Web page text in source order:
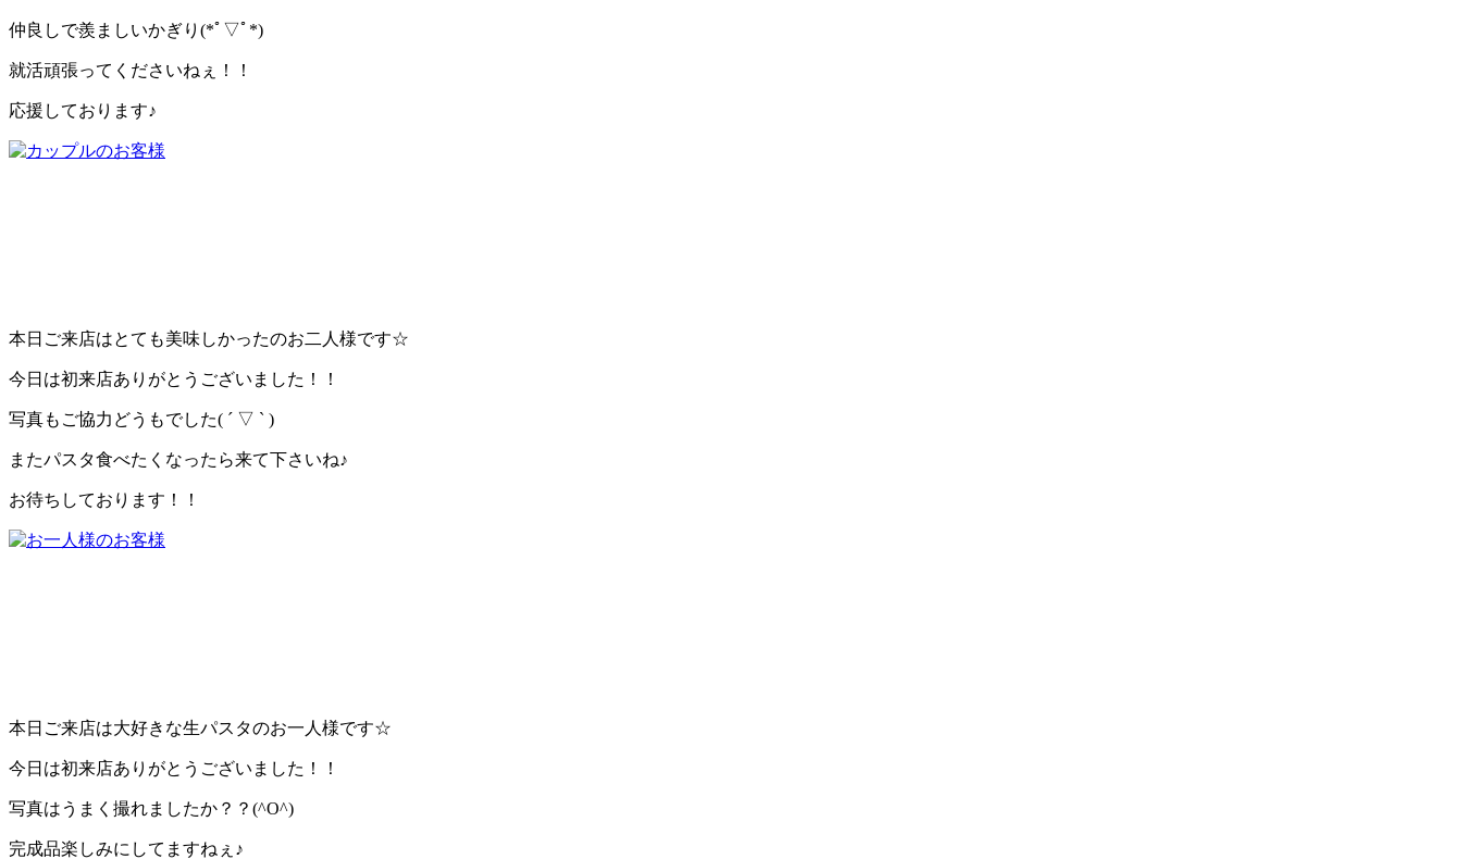
仲良しで羨ましいかぎり(*ﾟ▽ﾟ*)
就活頑張ってくださいねぇ！！
応援しております♪
本日ご来店はとても美味しかったのお二人様です☆
今日は初来店ありがとうございました！！
写真もご協力どうもでした( ´ ▽ ` )
またパスタ食べたくなったら来て下さいね♪
お待ちしております！！
本日ご来店は大好きな生パスタのお一人様です☆
今日は初来店ありがとうございました！！
写真はうまく撮れましたか？？(^O^)
完成品楽しみにしてますねぇ♪